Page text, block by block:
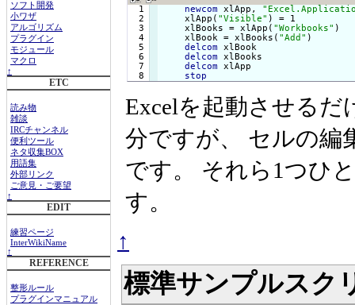
ソフト開発
小ワザ
アルゴリズム
プラグイン
モジュール
マクロ
↑
ETC
読み物
雑談
IRCチャンネル
便利ツール
ネタ収集BOX
用語集
外部リンク
ご意見・ご要望
↑
EDIT
練習ページ
InterWikiName
↑
REFERENCE
整形ルール
プラグインマニュアル
  1
  2
  3
  4
  5
  6
  7
newcom xlApp,
    xlApp(
"Visible" ) =
    xlBooks = xlApp(
"Workbooks"
    xlBook = xlBooks(
"Add"
delcom xlBook
delcom xlBooks
delcom xlApp
stop
Excelを起動させる
分ですが、 セルの編
です。 それら1つひ
す。
↑
標準サンプルスク